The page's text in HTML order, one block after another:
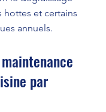
hottes et certains
annuels.
par